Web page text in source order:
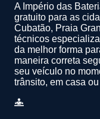
A Império das
gratuito para as
Cubatão, Praia
técnicos
da melhor forma
maneira correta
seu veículo no
trânsito, em casa